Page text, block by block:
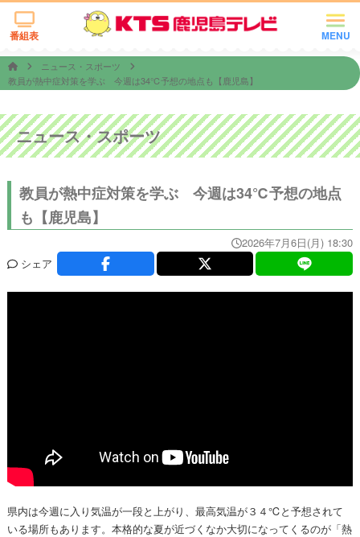
MENU
番組表
ニュース・スポーツ
教員が熱中症対策を学ぶ 今週は34℃予想の地点も【鹿児島】
ニュース・スポーツ
教員が熱中症対策を学ぶ 今週は34℃予想の地点
も【鹿児島】
2026年7月6日(月) 18:30
シェア
県内は今週に入り気温が一段と上がり、最高気温が３４℃と予想されて
いる場所もあります。本格的な夏が近づくなか大切になってくるのが「熱